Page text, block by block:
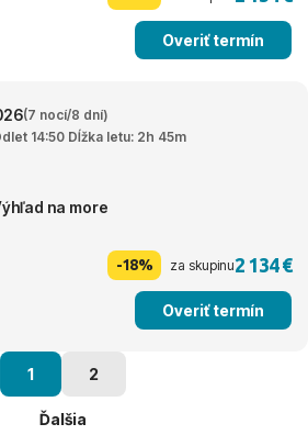
Overiť termín
(7 nocí/8 dní)
14:50 Dĺžka letu: 2h 45m
na more
-18% za skupinu2 134 €
Overiť termín
1 2
Ďalšia